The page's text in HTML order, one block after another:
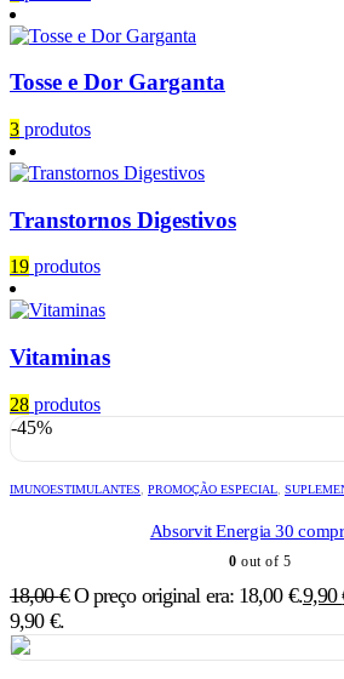
Tosse e Dor Garganta
3 produtos
Transtornos Digestivos
19 produtos
Vitaminas
28 produtos
-45%
IMUNOESTIMULANTES PROMOÇÃO ESPECIAL
Absorvit Energia 30
0 out of 5
18,00€ O preço original era: 18,00 €.9,90
9,90 €.